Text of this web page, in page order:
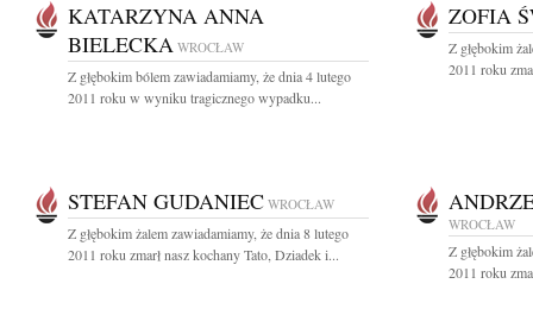
KATARZYNA ANNA
BIELECKA WROCŁAW
Z głębokim bólem zawiadamiamy, że dnia 4 lutego
2011 roku w wyniku tragicznego wypadku...
ZOFIA
Z głębokim
2011 roku
STEFAN GUDANIEC WROCŁAW
Z głębokim żalem zawiadamiamy, że dnia 8 lutego
2011 roku zmarł nasz kochany Tato, Dziadek i...
WROCŁAW
Z głębokim
2011 roku